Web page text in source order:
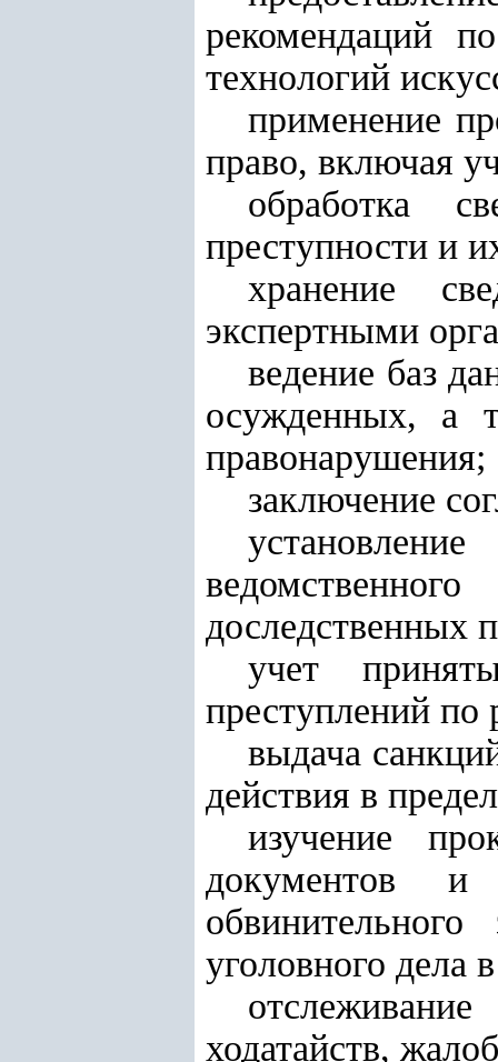
рекомендаций
технологий
применение
право, включая
обработка
преступности и
хранение
экспертными
ведение баз
осужденных, а
правонарушения;
заключение
доследственных
учет
преступлений по
выдача
действия в
изучение
документов и
уголовного дела
ходатайств,